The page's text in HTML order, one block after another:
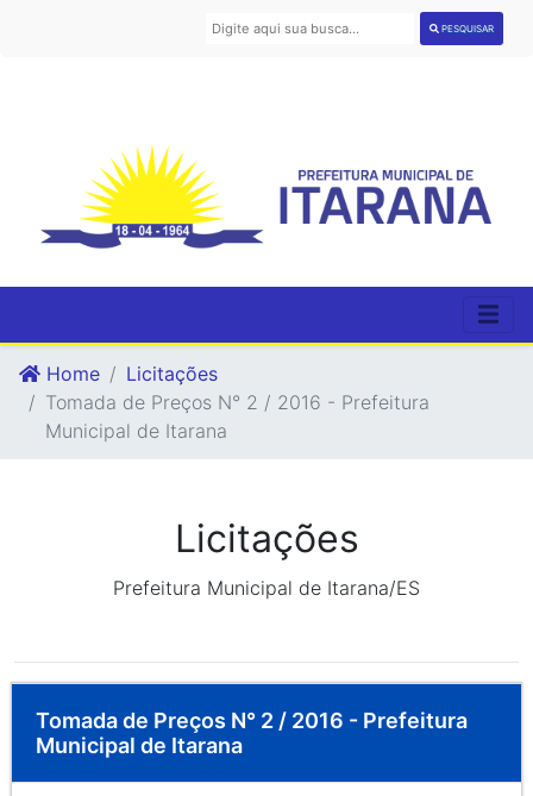
PESQUISAR
Home
Licitações
Tomada de Preços N° 2 / 2016 - Prefeitura
Municipal de Itarana
Licitações
Prefeitura Municipal de Itarana/ES
Tomada de Preços N° 2 / 2016 - Prefeitura
Municipal de Itarana